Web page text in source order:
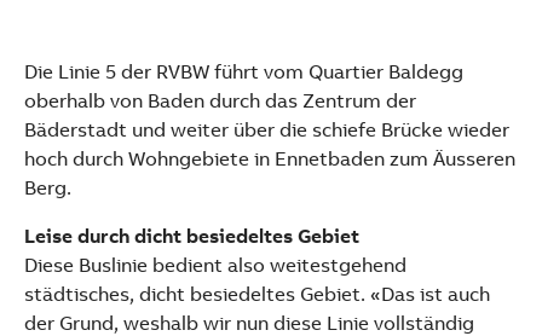
Die Linie 5 der RVBW führt vom Quartier Baldegg
oberhalb von Baden durch das Zentrum der
Bäderstadt und weiter über die schiefe Brücke wieder
hoch durch Wohngebiete in Ennetbaden zum Äusseren
Berg.
Leise durch dicht besiedeltes Gebiet
Diese Buslinie bedient also weitestgehend
städtisches, dicht besiedeltes Gebiet. «Das ist auch
der Grund, weshalb wir nun diese Linie vollständig